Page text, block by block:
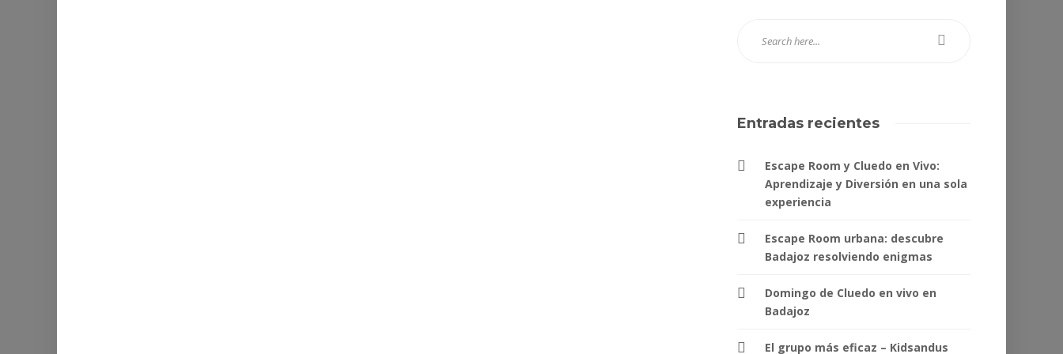
Entradas recientes
Escape Room y Cluedo en Vivo:
Aprendizaje y Diversión en una sola
experiencia
Escape Room urbana: descubre
Badajoz resolviendo enigmas
Domingo de Cluedo en vivo en
Badajoz
El grupo más eficaz – Kidsandus